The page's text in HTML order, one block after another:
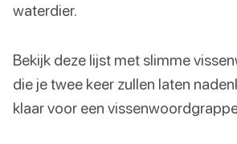
waterdier.
Bekijk deze lijst met slimme
die je twee keer zullen laten
klaar voor een